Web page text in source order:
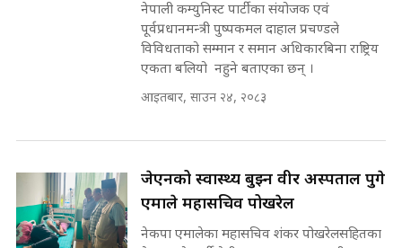
सहकारी पीडितसँग मन्त्री प्रतिभा रावलले
भनिन्–साथ दिनुहोस्, दबाब होइन ||
Sidhakura || Pratibha Rawal
SIDHAKURA ||
७८ लाख घुस खाने मन्त्री ! जोगाउने
प्रधानमन्त्री ? || SIDHAKURA ||
SIDHAKURA INVESTIGATION
मन्त्री र पूर्व मन्त्रीको ७८ लाख घुस डिलको
अडियो | FULL AUDIO |
SIDHAKURA |
नेपाली कम्युनिस्ट पार्टीका संयोजक एवं
पूर्वप्रधानमन्त्री पुष्पकमल दाहाल प्रचण्डले
विविधताको सम्मान र समान अधिकारबिना राष्ट्रिय
एकता बलियो नहुने बताएका छन् ।
आइतबार, साउन २४, २०८३
जेएनको स्वास्थ्य बुझ्न वीर अस्पताल पुगे
एमाले महासचिव पोखरेल
नेकपा एमालेका महासचिव शंकर पोखरेलसहितका